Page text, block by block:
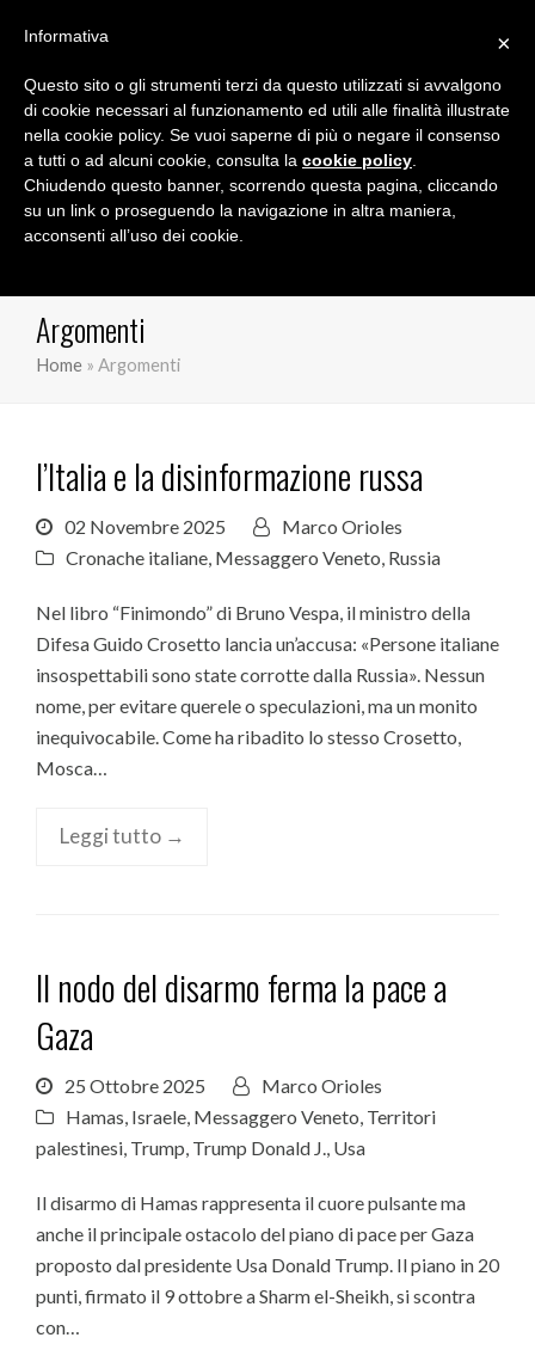
Marco Orioles
Argomenti
Home » Argomenti
l’Italia e la disinformazione russa
02 Novembre 2025
Marco Orioles
Cronache italiane, Messaggero Veneto, Russia
Nel libro “Finimondo” di Bruno Vespa, il ministro della
Difesa Guido Crosetto lancia un’accusa: «Persone italiane
insospettabili sono state corrotte dalla Russia». Nessun
nome, per evitare querele o speculazioni, ma un monito
inequivocabile. Come ha ribadito lo stesso Crosetto,
Mosca…
Leggi tutto →
Il nodo del disarmo ferma la pace a
Gaza
25 Ottobre 2025
Marco Orioles
Hamas Israele Messaggero Veneto Territori
palestinesi Trump Trump Donald J. Usa
Il disarmo di Hamas rappresenta il cuore pulsante ma
anche il principale ostacolo del piano di pace per Gaza
proposto dal presidente Usa Donald Trump. Il piano in 20
punti, firmato il 9 ottobre a Sharm el-Sheikh, si scontra
con…
×
Informativa
Questo sito o gli strumenti terzi da questo utilizzati si avvalgono
di cookie necessari al funzionamento ed utili alle finalità illustrate
nella cookie policy. Se vuoi saperne di più o negare il consenso
a tutti o ad alcuni cookie, consulta la cookie policy
Chiudendo questo banner, scorrendo questa pagina, cliccando
su un link o proseguendo la navigazione in altra maniera,
acconsenti all’uso dei cookie.